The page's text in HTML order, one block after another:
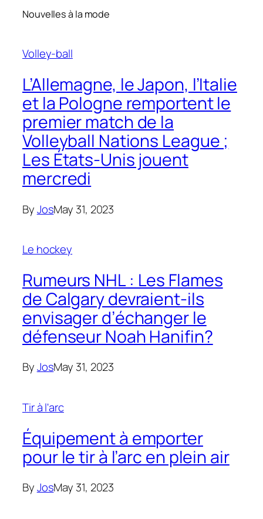
Nouvelles à la mode
Volley-ball
L’Allemagne, le Japon, l’Italie
et la Pologne remportent le
premier match de la
Volleyball Nations League ;
Les États-Unis jouent
mercredi
ByJosMay 31, 2023
Le hockey
Rumeurs NHL : Les Flames
de Calgary devraient-ils
envisager d’échanger le
défenseur Noah Hanifin?
ByJosMay 31, 2023
Tir à l'arc
Équipement à emporter
pour le tir à l’arc en plein air
ByJosMay 31, 2023